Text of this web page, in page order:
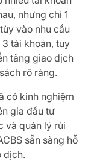
nhưng chỉ 1
vào nhu cầu
tài khoản, tuy
tảng giao dịch
rõ ràng.
có kinh nghiệm
gia đầu tư
và quản lý rủi
sẵn sàng hỗ
dịch.